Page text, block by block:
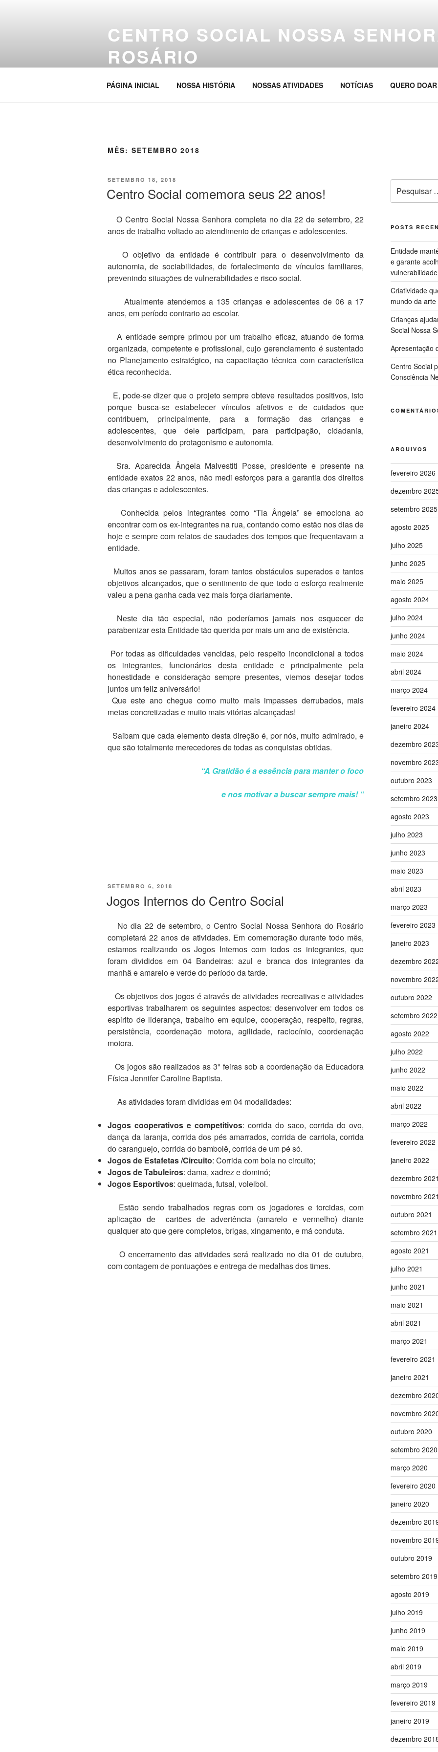
CENTRO SOCIAL NOSSA
ROSÁRIO
PÁGINA INICIAL NOSSA HISTÓRIA NOSSAS ATIVIDADES NOTÍCIAS QUERO DOAR
MÊS: SETEMBRO 2018
PUBLICADO
SETEMBRO 18, 2018
Centro Social comemora seus 22 anos!
O Centro Social Nossa Senhora completa no dia 22 de setembro, 22
anos de trabalho voltado ao atendimento de crianças e adolescentes.
O objetivo da entidade é contribuir para o desenvolvimento da
autonomia, de sociabilidades, de fortalecimento de vínculos familiares,
prevenindo situações de vulnerabilidades e risco social.
Atualmente atendemos a 135 crianças e adolescentes de 06 a 17
anos, em período contrario ao escolar.
A entidade sempre primou por um trabalho eficaz, atuando de forma
organizada, competente e profissional, cujo gerenciamento é sustentado
no Planejamento estratégico, na capacitação técnica com característica
ética reconhecida.
E, pode-se dizer que o projeto sempre obteve resultados positivos, isto
porque busca-se estabelecer vínculos afetivos e de cuidados que
contribuem, principalmente, para a formação das crianças e
adolescentes, que dele participam, para participação, cidadania,
desenvolvimento do protagonismo e autonomia.
Sra. Aparecida Ângela Malvestiti Posse, presidente e presente na
entidade exatos 22 anos, não medi esforços para a garantia dos direitos
das crianças e adolescentes.
Conhecida pelos integrantes como “Tia Ângela” se emociona ao
encontrar com os ex-integrantes na rua, contando como estão nos dias de
hoje e sempre com relatos de saudades dos tempos que frequentavam a
entidade.
Muitos anos se passaram, foram tantos obstáculos superados e tantos
objetivos alcançados, que o sentimento de que todo o esforço realmente
valeu a pena ganha cada vez mais força diariamente.
Neste dia tão especial, não poderíamos jamais nos esquecer de
parabenizar esta Entidade tão querida por mais um ano de existência.
Por todas as dificuldades vencidas, pelo respeito incondicional a todos
os integrantes, funcionários desta entidade e principalmente pela
honestidade e consideração sempre presentes, viemos desejar todos
juntos um feliz aniversário!
Que este ano chegue como muito mais impasses derrubados, mais
metas concretizadas e muito mais vitórias alcançadas!
Saibam que cada elemento desta direção é, por nós, muito admirado, e
que são totalmente merecedores de todas as conquistas obtidas.
“A Gratidão é a essência para manter o foco
e nos motivar a buscar sempre mais! “
PUBLICADO
SETEMBRO 6, 2018
Jogos Internos do Centro Social
No dia 22 de setembro, o Centro Social Nossa Senhora do Rosário
completará 22 anos de atividades. Em comemoração durante todo mês,
estamos realizando os Jogos Internos com todos os integrantes, que
foram divididos em 04 Bandeiras: azul e branca dos integrantes da
manhã e amarelo e verde do período da tarde.
Os objetivos dos jogos é através de atividades recreativas e atividades
esportivas trabalharem os seguintes aspectos: desenvolver em todos os
espirito de liderança, trabalho em equipe, cooperação, respeito, regras,
persistência, coordenação motora, agilidade, raciocínio, coordenação
motora.
Os jogos são realizados as 3º feiras sob a coordenação da Educadora
Física Jennifer Caroline Baptista.
As atividades foram divididas em 04 modalidades:
Jogos cooperativos e competitivos: corrida do saco, corrida do ovo,
dança da laranja, corrida dos pés amarrados, corrida de carriola, corrida
do caranguejo, corrida do bambolê, corrida de um pé só.
Jogos de Estafetas /Circuito: Corrida com bola no circuito;
Jogos de Tabuleiros: dama, xadrez e dominó;
Jogos Esportivos: queimada, futsal, voleibol.
Estão sendo trabalhados regras com os jogadores e torcidas, com
aplicação de cartões de advertência (amarelo e vermelho) diante
qualquer ato que gere completos, brigas, xingamento, e má conduta.
O encerramento das atividades será realizado no dia 01 de outubro,
com contagem de pontuações e entrega de medalhas dos times.
por:
POSTS
Entidade
e garante
vulnerabilidade
Criatividade
mundo da
Crianças
Social Nossa
Apresentação
Centro Social
Consciência
ARQUIVOS
fevereiro 2026
dezembro
setembro 2025
agosto 2025
julho 2025
junho 2025
maio 2025
agosto 2024
julho 2024
junho 2024
maio 2024
abril 2024
março 2024
fevereiro 2024
janeiro 2024
dezembro
novembro
outubro 2023
setembro 2023
agosto 2023
julho 2023
junho 2023
maio 2023
abril 2023
março 2023
fevereiro 2023
janeiro 2023
dezembro
novembro
outubro 2022
setembro 2022
agosto 2022
julho 2022
junho 2022
maio 2022
abril 2022
março 2022
fevereiro 2022
janeiro 2022
dezembro
novembro
outubro 2021
setembro 2021
agosto 2021
julho 2021
junho 2021
maio 2021
abril 2021
março 2021
fevereiro 2021
janeiro 2021
dezembro
novembro
outubro 2020
setembro 2020
março 2020
fevereiro 2020
janeiro 2020
dezembro
novembro
outubro 2019
setembro 2019
agosto 2019
julho 2019
junho 2019
maio 2019
abril 2019
março 2019
fevereiro 2019
janeiro 2019
dezembro